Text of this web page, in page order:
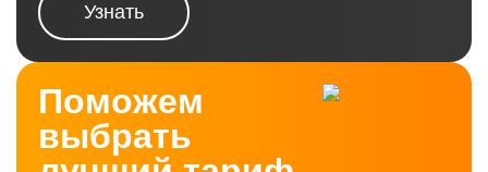
Узнать
Поможем
выбрать